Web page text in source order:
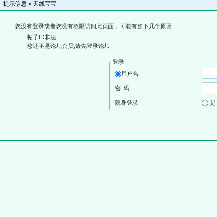
提示信息 » 天线宝宝
您没有登录或者您没有权限访问此页面，可能有如下几个原因:
帖子ID非法
您还不是论坛会员,请先登录论坛
登录
用户名
密 码
隐身登录